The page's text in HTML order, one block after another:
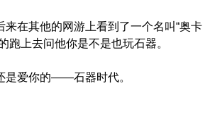
来在其他的网游上看到了一个名叫“奥卡
跑上去问他你是不是也玩石器。
是爱你的——石器时代。